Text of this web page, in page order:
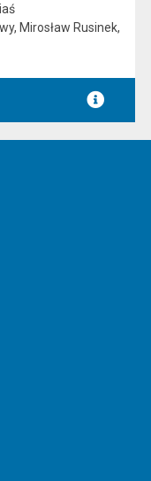
Mirosław Rusinek,